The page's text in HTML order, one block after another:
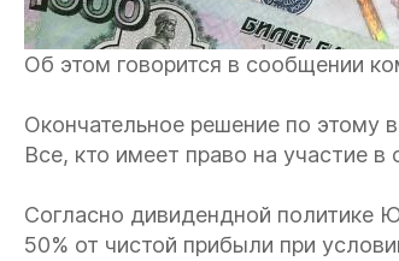
Об этом говорится в сообщении
Окончательное решение по этому
Все, кто имеет право на участие
Согласно дивидендной политике
50% от чистой прибыли при